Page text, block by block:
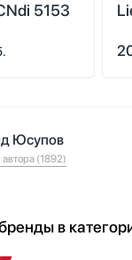
5153
Юсупов
автора (1892)
в